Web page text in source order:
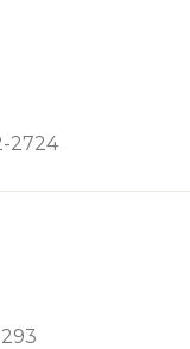
2724